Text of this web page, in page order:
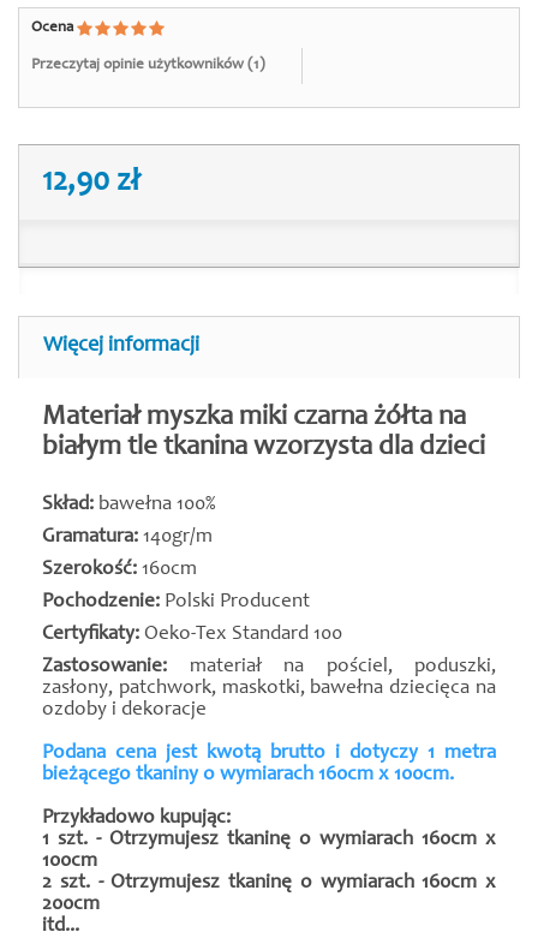
Ocena
Przeczytaj opinie użytkowników (1 )
12,90 zł
Więcej informacji
Materiał myszka miki czarna żółta na
białym tle tkanina wzorzysta dla dzieci
Skład: bawełna 100%
Gramatura: 140gr/m
Szerokość: 160cm
Pochodzenie: Polski Producent
Certyfikaty: Oeko-Tex Standard 100
Zastosowanie: materiał na pościel, poduszki,
zasłony, patchwork, maskotki, bawełna dziecięca na
ozdoby i dekoracje
Podana cena jest kwotą brutto i dotyczy 1 metra
bieżącego tkaniny o wymiarach 160cm x 100cm.
Przykładowo kupując:
1 szt. - Otrzymujesz tkaninę o wymiarach 160cm x
100cm
2 szt. - Otrzymujesz tkaninę o wymiarach 160cm x
200cm
itd...